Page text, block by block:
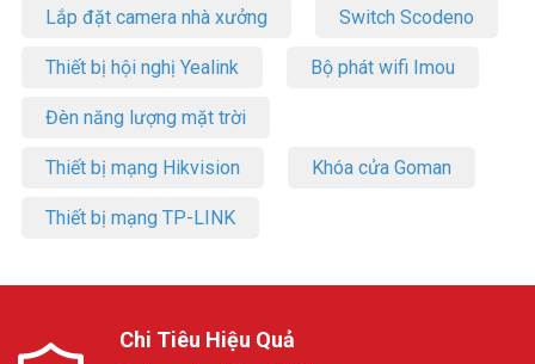
Lắp đặt camera nhà xưởng Switch Scodeno
Thiết bị hội nghị Yealink Bộ phát wifi Imou
Đèn năng lượng mặt trời
Thiết bị mạng Hikvision Khóa cửa Goman
Thiết bị mạng TP-LINK
Chi Tiêu Hiệu Quả